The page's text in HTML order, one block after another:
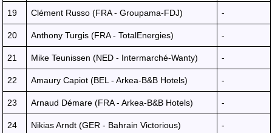
19 Clément Russo (FRA - Groupama-FDJ) -
20 Anthony Turgis (FRA - TotalEnergies) -
21 Mike Teunissen (NED - Intermarché-Wanty) -
22 Amaury Capiot (BEL - Arkea-B&B Hotels) -
23 Arnaud Démare (FRA - Arkea-B&B Hotels) -
24 Nikias Arndt (GER - Bahrain Victorious) -